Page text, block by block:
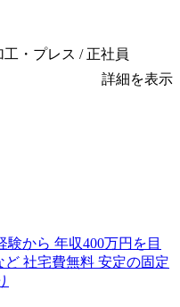
・プレス / 正社員
詳細を表示